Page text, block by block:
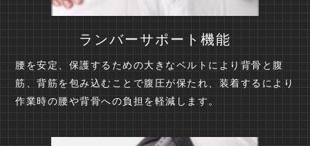
ランバーサポート機能
腰を安定、保護するための大きなベルトにより背骨と腹
筋、背筋を包み込むことで腹圧が保たれ、装着するにより
作業時の腰や背骨への負担を軽減します。